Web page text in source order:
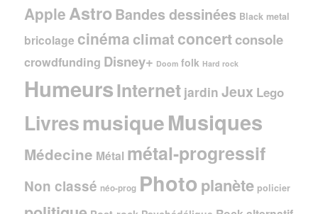
Apple AstroBandes dessinées Black metal
bricolage cinéma climat concertconsole
crowdfunding Disney+ Doom folk Hard rock
HumeursInternet jardin Jeux Lego
LivresmusiqueMusiques
Médecine Métal métal-progressif
Non classé néo-prog Photo planète policier